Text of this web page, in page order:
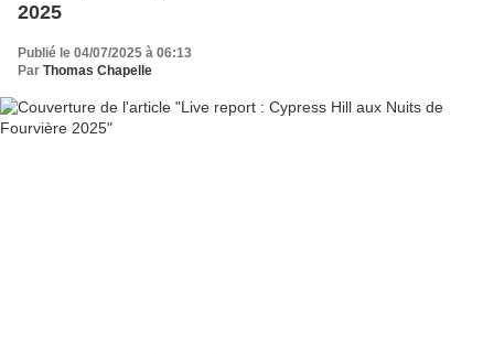
2025
Publié le 04/07/2025 à 06:13
Par Thomas Chapelle